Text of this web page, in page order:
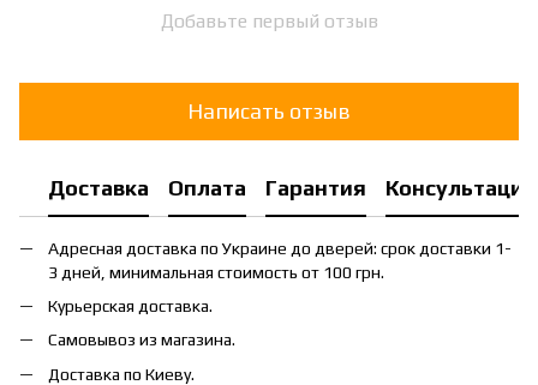
Добавьте первый отзыв
Написать отзыв
Доставка Оплата Гарантия Консультация
Адресная доставка по Украине до дверей: срок доставки 1-
3 дней, минимальная стоимость от 100 грн.
Курьерская доставка.
Самовывоз из магазина.
Доставка по Киеву.